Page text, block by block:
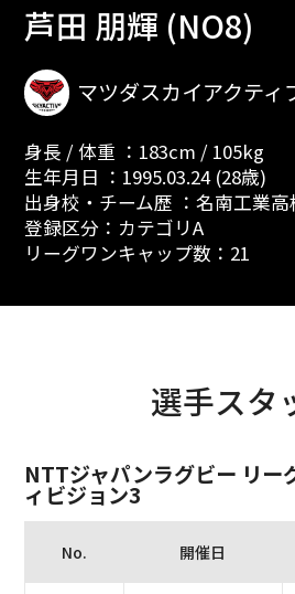
芦田 朋輝 (NO8)
マツダスカイアクティ
身長 / 体重 ：183cm / 105kg
生年月日 ：1995.03.24 (28歳)
出身校・チーム歴 ：名南工業
登録区分：カテゴリA
リーグワンキャップ数：21
選手スタ
NTTジャパンラグビー リー
ィビジョン3
No. 開催日